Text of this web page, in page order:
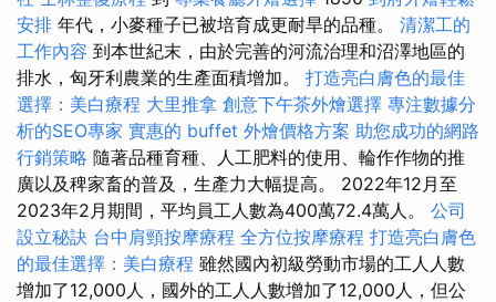
安排 年代，小麥種子已被培育成更耐旱的品種。 清潔工的
工作內容 到本世紀末，由於完善的河流治理和沼澤地區的
排水，匈牙利農業的生產面積增加。 打造亮白膚色的最佳
選擇：美白療程 大里推拿 創意下午茶外燴選擇 專注數據分
析的SEO專家 實惠的 buffet 外燴價格方案 助您成功的網路
行銷策略 隨著品種育種、人工肥料的使用、輪作作物的推
廣以及稗家畜的普及，生產力大幅提高。 2022年12月至
2023年2月期間，平均員工人數為400萬72.4萬人。 公司
設立秘訣 台中肩頸按摩療程 全方位按摩療程 打造亮白膚色
的最佳選擇：美白療程 雖然國內初級勞動市場的工人人數
增加了12,000人，國外的工人人數增加了12,000人，但公